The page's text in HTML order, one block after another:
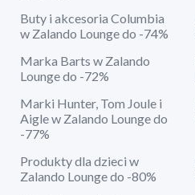
Buty i akcesoria Columbia
w Zalando Lounge do -74%
Marka Barts w Zalando
Lounge do -72%
Marki Hunter, Tom Joule i
Aigle w Zalando Lounge do
-77%
Produkty dla dzieci w
Zalando Lounge do -80%